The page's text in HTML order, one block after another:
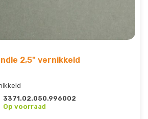
2,5" vernikkeld
3371.02.050.996002
Op voorraad